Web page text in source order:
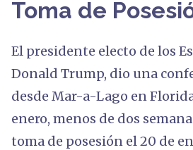
Toma de
El presidente electo de los
Donald Trump, dio una
desde Mar-a-Lago en
enero, menos de dos
toma de posesión el 20 de